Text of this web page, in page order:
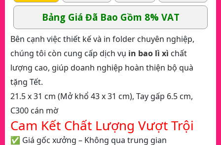
Bảng Giá Đã Bao Gồm 8% VAT
Bên cạnh việc thiết kế và in folder chuyên nghiệp,
chúng tôi còn cung cấp dịch vụ in bao lì xì chất
lượng cao, giúp doanh nghiệp hoàn thiện bộ quà
tặng Tết.
21.5 x 31 cm (Mở khổ 43 x 31 cm), Tay gấp 6.5 cm,
C300 cán mờ
Cam Kết Chất Lượng Vượt Trội
✅ Giá gốc xưởng – Không qua trung gian